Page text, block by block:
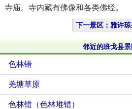
寺庙。寺内藏有佛像和各类佛经。
下一景区：雅许
邻近的班戈县
色林错
羌塘草原
色林错（色林堆错）